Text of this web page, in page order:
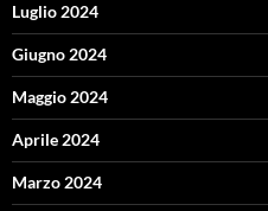
Luglio 2024
Giugno 2024
Maggio 2024
Aprile 2024
Marzo 2024